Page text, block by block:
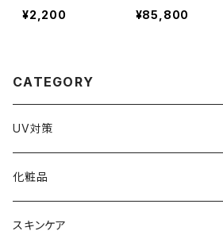
ンプー 280ml
¥2,200
Y（ミライ）
¥85,800
CATEGORY
UV対策
化粧品
化粧下地
スキンケア